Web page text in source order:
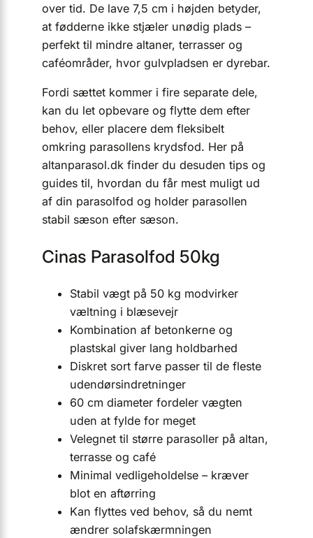
over tid. De lave 7,5 cm i højden betyder,
at fødderne ikke stjæler unødig plads –
perfekt til mindre altaner, terrasser og
caféområder, hvor gulvpladsen er dyrebar.
Fordi sættet kommer i fire separate dele,
kan du let opbevare og flytte dem efter
behov, eller placere dem fleksibelt
omkring parasollens krydsfod. Her på
altanparasol.dk finder du desuden tips og
guides til, hvordan du får mest muligt ud
af din parasolfod og holder parasollen
stabil sæson efter sæson.
Cinas Parasolfod 50kg
Stabil vægt på 50 kg modvirker
væltning i blæsevejr
Kombination af betonkerne og
plastskal giver lang holdbarhed
Diskret sort farve passer til de fleste
udendørsindretninger
60 cm diameter fordeler vægten
uden at fylde for meget
Velegnet til større parasoller på altan,
terrasse og café
Minimal vedligeholdelse – kræver
blot en aftørring
Kan flyttes ved behov, så du nemt
ændrer solafskærmningen